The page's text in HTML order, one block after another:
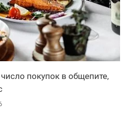
покупок в общепите,